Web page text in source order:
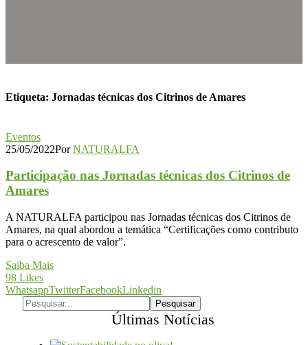
Etiqueta: Jornadas técnicas dos Citrinos de Amares
Eventos
25/05/2022PorNATURALFA
Participação nas Jornadas técnicas dos Citrinos de
Amares
A NATURALFA participou nas Jornadas técnicas dos Citrinos de
Amares, na qual abordou a temática “Certificações como contributo
para o acrescento de valor”.
Saiba Mais
98 Likes
WhatsappTwitterFacebookLinkedin
Últimas Notícias